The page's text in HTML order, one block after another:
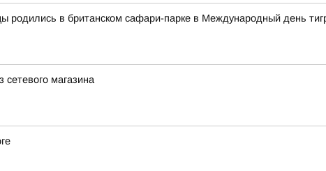
родились в британском сафари-парке в Международный день
сетевого магазина